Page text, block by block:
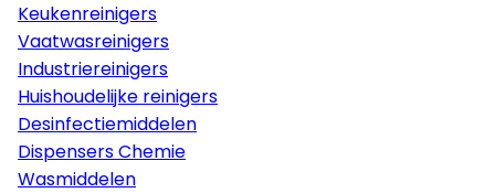
Keukenreinigers
Vaatwasreinigers
Industriereinigers
Huishoudelijke reinigers
Desinfectiemiddelen
Dispensers Chemie
Wasmiddelen